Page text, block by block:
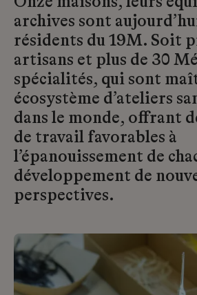
archives sont
résidents du 19M. Soit
artisans et plus de 30
spécialités, qui sont
écosystème d’ateliers
dans le monde, offrant
de travail favorables à
l’épanouissement de
développement de
perspectives.